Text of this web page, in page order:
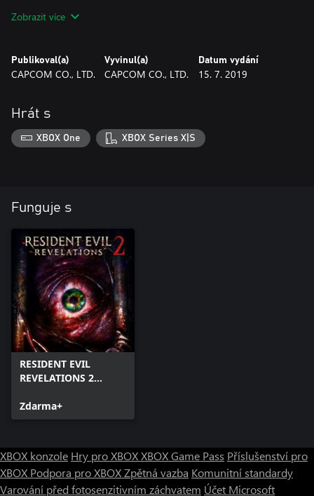
Zobrazit více
Publikoval(a)
CAPCOM CO., LTD.
Vyvinul(a)
CAPCOM CO., LTD.
Datum vydání
15. 7. 2019
Hrát s
XBOX One XBOX Series X|S
Funguje s
RESIDENT EVIL
REVELATIONS 2
Zdarma+
XBOX konzole Hry pro XBOXXBOX Game Pass Příslušenství pro
XBOX Podpora pro XBOXZpětná vazba Komunitní standardy
Varování před fotosenzitivním záchvatem Účet Microsoft